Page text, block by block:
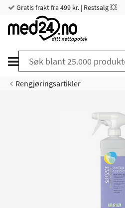
Gratis frakt fra 499 kr. | Restsalg 💥
Rengjøringsartikler